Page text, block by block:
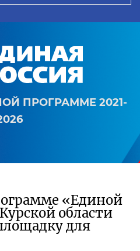
ПРОГРАММЕ 2021-
«Единой
области
для